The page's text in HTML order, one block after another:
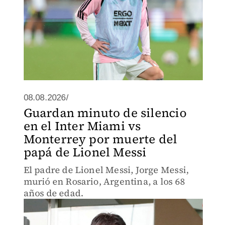
08.08.2026/
Guardan minuto de silencio
en el Inter Miami vs
Monterrey por muerte del
papá de Lionel Messi
El padre de Lionel Messi, Jorge Messi,
murió en Rosario, Argentina, a los 68
años de edad.